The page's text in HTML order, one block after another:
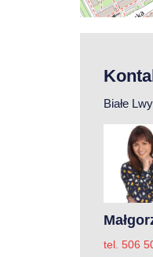
Białe
tel. 506